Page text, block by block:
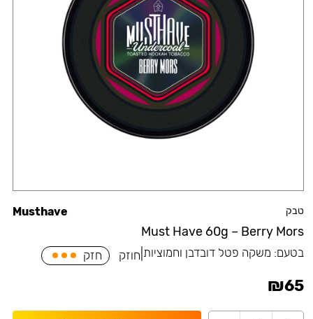
טבק
Must Have 60g – Berry Mors
Musthave
בטעם: משקה פטל דובדבן וחמוציות חוזק חזק
₪65